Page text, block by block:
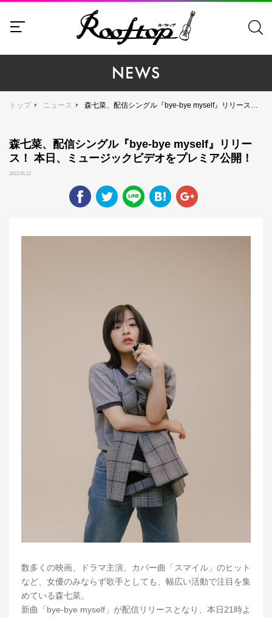
NEWS
トップ ニュース 森七菜、配信シングル『bye-bye myself』リリース！ 本日、ミュージックビデオをプレミア公開！
森七菜、配信シングル『bye-bye myself』リリー
ス！ 本日、ミュージックビデオをプレミア公開！
2022.06.22
数多くの映画、ドラマ主演、カバー曲「スマイル」のヒット
など、女優のみならず歌手としても、幅広い活動で注目を集
めている森七菜。
新曲「bye-bye myself」が配信リリースとなり、本日21時よ